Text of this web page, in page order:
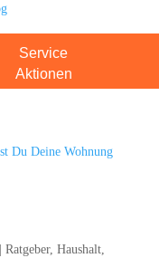
Service
Aktionen
Ratgeber, Haushalt,